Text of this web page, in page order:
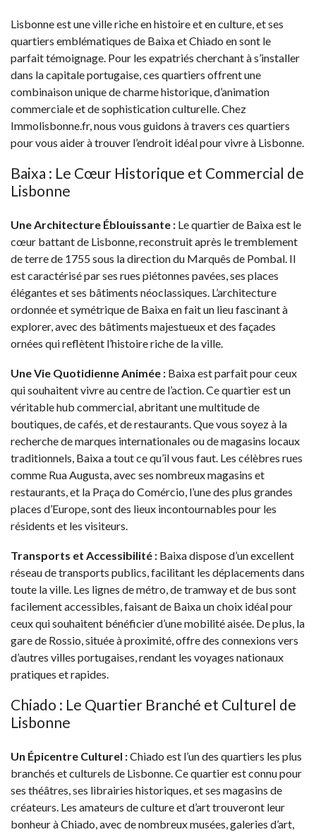
Lisbonne est une ville riche en histoire et en culture, et ses
quartiers emblématiques de Baixa et Chiado en sont le
parfait témoignage. Pour les expatriés cherchant à s’installer
dans la capitale portugaise, ces quartiers offrent une
combinaison unique de charme historique, d’animation
commerciale et de sophistication culturelle. Chez
Immolisbonne.fr, nous vous guidons à travers ces quartiers
pour vous aider à trouver l’endroit idéal pour vivre à Lisbonne.
Baixa : Le Cœur Historique et Commercial de
Lisbonne
Une Architecture Éblouissante : Le quartier de Baixa est le
cœur battant de Lisbonne, reconstruit après le tremblement
de terre de 1755 sous la direction du Marquês de Pombal. Il
est caractérisé par ses rues piétonnes pavées, ses places
élégantes et ses bâtiments néoclassiques. L’architecture
ordonnée et symétrique de Baixa en fait un lieu fascinant à
explorer, avec des bâtiments majestueux et des façades
ornées qui reflètent l’histoire riche de la ville.
Une Vie Quotidienne Animée : Baixa est parfait pour ceux
qui souhaitent vivre au centre de l’action. Ce quartier est un
véritable hub commercial, abritant une multitude de
boutiques, de cafés, et de restaurants. Que vous soyez à la
recherche de marques internationales ou de magasins locaux
traditionnels, Baixa a tout ce qu’il vous faut. Les célèbres rues
comme Rua Augusta, avec ses nombreux magasins et
restaurants, et la Praça do Comércio, l’une des plus grandes
places d’Europe, sont des lieux incontournables pour les
résidents et les visiteurs.
Transports et Accessibilité : Baixa dispose d’un excellent
réseau de transports publics, facilitant les déplacements dans
toute la ville. Les lignes de métro, de tramway et de bus sont
facilement accessibles, faisant de Baixa un choix idéal pour
ceux qui souhaitent bénéficier d’une mobilité aisée. De plus, la
gare de Rossio, située à proximité, offre des connexions vers
d’autres villes portugaises, rendant les voyages nationaux
pratiques et rapides.
Chiado : Le Quartier Branché et Culturel de
Lisbonne
Un Épicentre Culturel :Chiado est l’un des quartiers les plus
branchés et culturels de Lisbonne. Ce quartier est connu pour
ses théâtres, ses librairies historiques, et ses magasins de
créateurs. Les amateurs de culture et d’art trouveront leur
bonheur à Chiado, avec de nombreux musées, galeries d’art,